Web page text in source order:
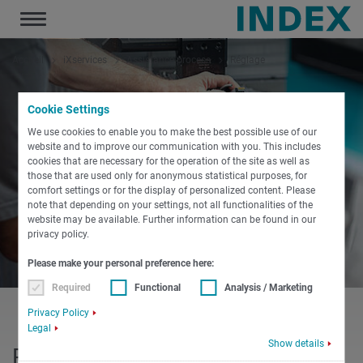
Cookie Settings
We use cookies to enable you to make the best possible use of our
website and to improve our communication with you. This includes
cookies that are necessary for the operation of the site as well as
those that are used only for anonymous statistical purposes, for
comfort settings or for the display of personalized content. Please
note that depending on your settings, not all functionalities of the
website may be available. Further information can be found in our
privacy policy.
Please make your personal preference here:
Required Functional Analysis / Marketing
Privacy Policy
Legal
Show details
Toggle
navigation
iXservices Assistance process
Réglage INDEX